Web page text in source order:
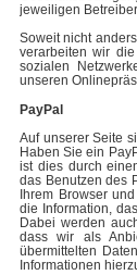
jeweiligen
Soweit nicht
verarbeiten wir
sozialen
unseren
PayPal
Auf unserer Seite
Haben Sie ein
ist dies durch
das Benutzen des
Ihrem Browser
die Information,
Dabei werden
dass wir als
übermittelten
Informationen